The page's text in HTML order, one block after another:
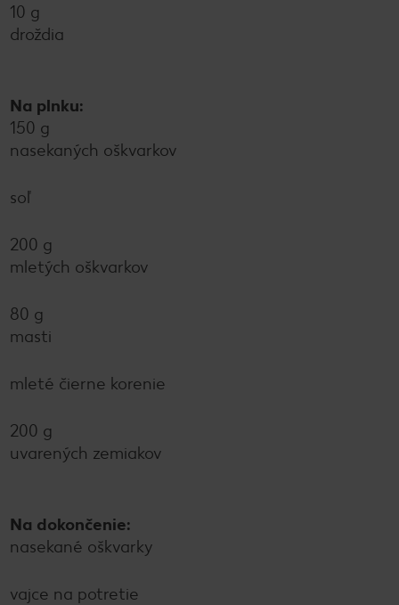
10 g
droždia
Na plnku:
150 g
nasekaných oškvarkov
soľ
200 g
mletých oškvarkov
80 g
masti
mleté čierne korenie
200 g
uvarených zemiakov
Na dokončenie:
nasekané oškvarky
vajce na potretie